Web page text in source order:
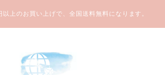
上のお買い上げで、全国送料無料になります。